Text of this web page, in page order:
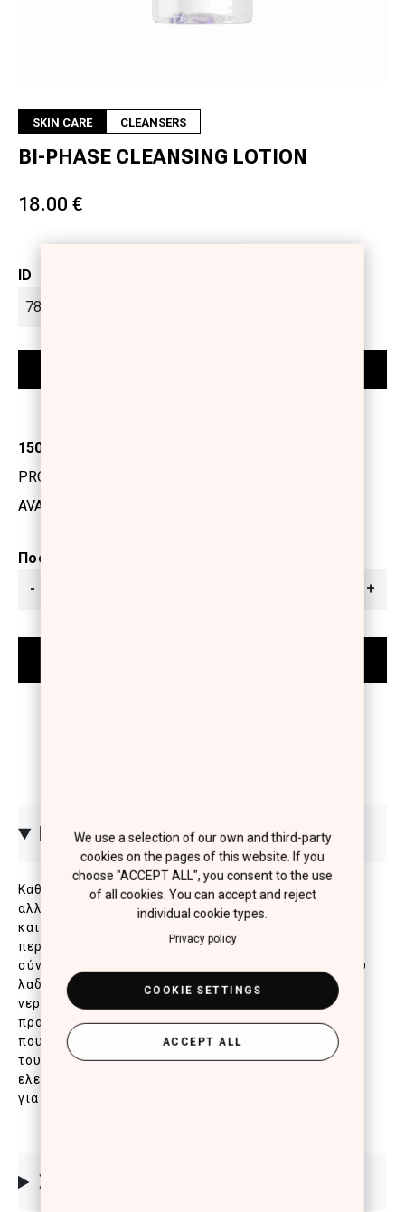
SKIN CARE CLEANSERS
BI-PHASE CLEANSING LOTION
18.00 €
ID
150ml
PRODUCT CODE: 1251004
AVAILABILITY: IN STOCK
Ποσότητα
-
+
ΠΕΡΙΓΡΑΦΗ
Καθαριστική λοσιόν που αφαιρεί αποτελεσματικά,
αλλά με απόλυτο σεβασμό στην επιδερμίδα ακόμη
και το αδιάβροχο μακιγιάζ από την ευαίσθητη
περιοχή των ματιών και χειλιών. Η ειδική του
σύνθεση δύο φάσεων, συνδυάζει την απαλότητα του
λαδιού με την αίσθηση φρεσκάδας και τόνωσης του
νερού. Περιέχει προβιταμίνη Β5 για τη θρέψη και
προστασία των βλεφαρίδων και εκχύλισμα αλόης
που ενυδατώνουν την επιδερμίδα και αποτρέπουν
τους ερεθισμούς. Δερματολογικά & οφθαλμολογικά
ελεγμένο. Κατάλληλο για όλες τις επιδερμίδες και
για χρήστες φακών επαφής.
ΣΥΣΤΑΤΙΚΑ
We use a selection of our own and third-party
cookies on the pages of this website. If you
choose "ACCEPT ALL", you consent to the use
of all cookies. You can accept and reject
individual cookie types.
Privacy policy
COOKIE SETTINGS
ACCEPT ALL